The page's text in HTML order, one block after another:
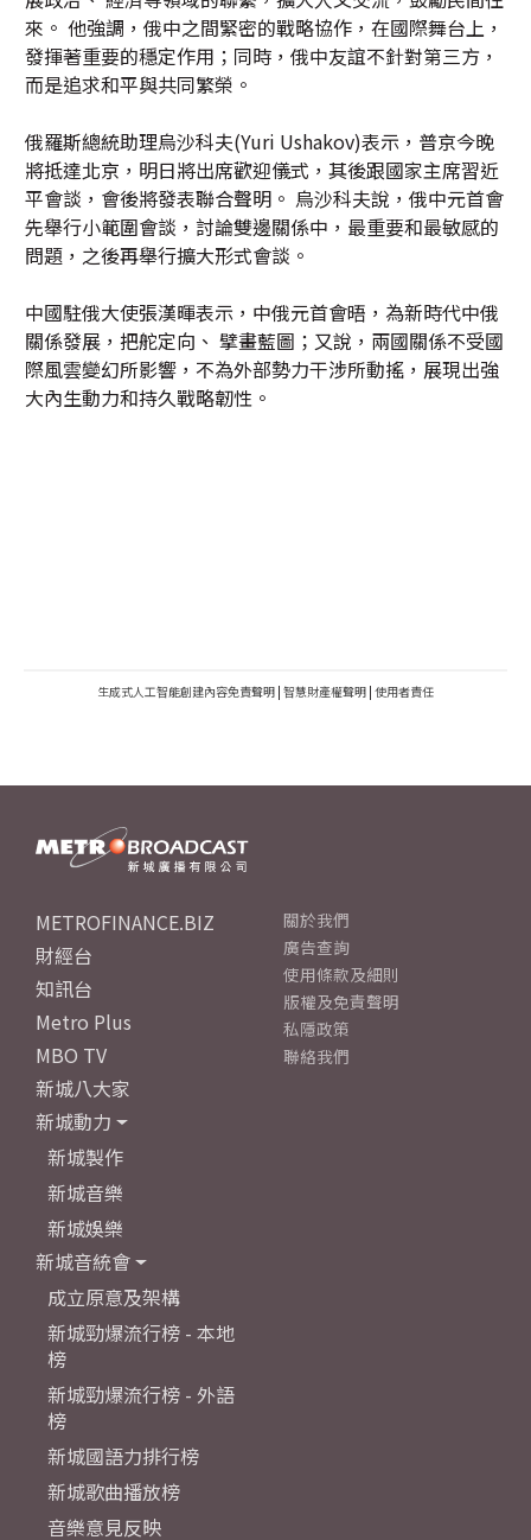
來。 他強調，俄中之間緊密的戰略協作，在國際舞台上，
發揮著重要的穩定作用；同時，俄中友誼不針對第三方，
而是追求和平與共同繁榮。
俄羅斯總統助理烏沙科夫(Yuri Ushakov)表示，普京今晚
將抵達北京，明日將出席歡迎儀式，其後跟國家主席習近
平會談，會後將發表聯合聲明。 烏沙科夫說，俄中元首會
先舉行小範圍會談，討論雙邊關係中，最重要和最敏感的
問題，之後再舉行擴大形式會談。
中國駐俄大使張漢暉表示，中俄元首會晤，為新時代中俄
關係發展，把舵定向、 擘畫藍圖；又說，兩國關係不受國
際風雲變幻所影響，不為外部勢力干涉所動搖，展現出強
大內生動力和持久戰略韌性。
生成式人工智能創建內容免責聲明 | 智慧財產權聲明 | 使用者責任
METROFINANCE.BIZ
財經台
知訊台
Metro Plus
MBO TV
新城八大家
新城動力
新城製作
新城音樂
新城娛樂
新城音統會
成立原意及架構
新城勁爆流行榜 - 本地
榜
新城勁爆流行榜 - 外語
榜
新城國語力排行榜
新城歌曲播放榜
音樂意見反映
關於我們
廣告查詢
使用條款及細則
版權及免責聲明
私隱政策
聯絡我們